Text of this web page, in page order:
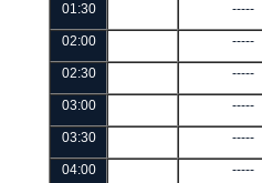
01:30 -----
02:00 -----
02:30 -----
03:00 -----
03:30 -----
04:00 -----